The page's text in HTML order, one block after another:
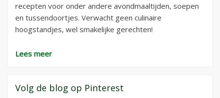
recepten voor onder andere avondmaaltijden, soepen
en tussendoortjes. Verwacht geen culinaire
hoogstandjes, wel smakelijke gerechten!
Lees meer
Volg de blog op Pinterest